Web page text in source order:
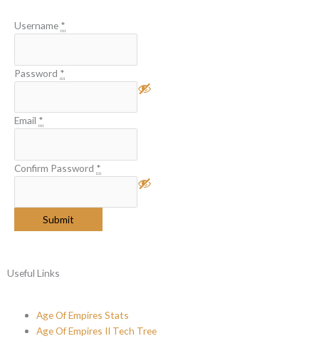
Username *
Password *
Email *
Confirm Password *
Submit
Useful Links
Age Of Empires Stats
Age Of Empires II Tech Tree